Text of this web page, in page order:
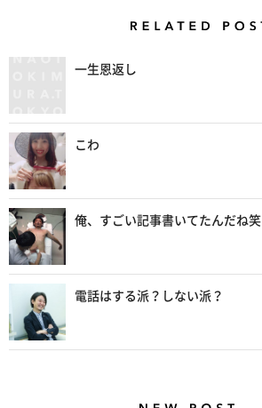
一生恩返し
こわ
俺、すごい記事書いてたんだね笑
電話はする派？しない派？